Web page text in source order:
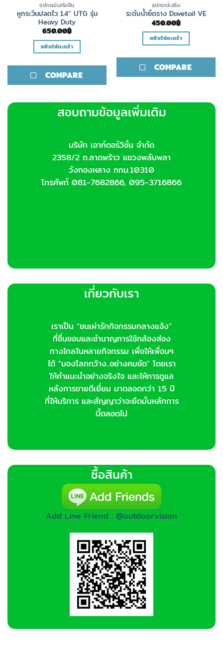
อุปกรณ์เสริมปืน
หูกระวินปลดไว 1.4” UTG รุ่น
Heavy Duty
650.00฿
หยิบใส่ตะกร้า
COMPARE
อุปกรณ์เสริม
ระดับน้ำยึดราง Dovetail VE
450.00฿
หยิบใส่ตะกร้า
COMPARE
สอบถามข้อมูลเพิ่มเติม
บริษัท เอาท์ดอร์วิชั่น จำกัด
2358/2 ถ.ลาดพร้าว แขวงพลับพลา
วังทองหลาง กทม.10310
โทรศัพท์ 081-7682866, 095-3716866
เกี่ยวกับเรา
เราเป็น "ชนเผ่ารักกิจกรรมกลางแจ้ง"
ที่ชื่นชอบและชำนาญการใช้กล้องส่อง
ทางไกลในหลายกิจกรรม เพื่อให้เพื่อนๆ
ได้ "มองโลกกว้าง..อย่างคมชัด" โดยเรา
ให้คำแนะนำอย่างจริงใจ และให้การดูแล
หลังการขายดีเยี่ยม มาตลอดกว่า 15 ปี
ที่ให้บริการ และสัญญาว่าจะยึดมั่นหลักการ
นี้ตลอดไป
ซื้อสินค้า
Add Line Friend : @outdoorvision